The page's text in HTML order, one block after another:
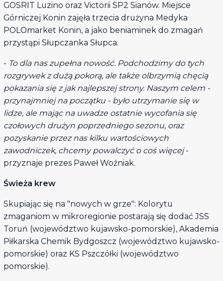
GOSRIT Luzino oraz Victorii SP2 Sianów. Miejsce
Górniczej Konin zajęła trzecia drużyna Medyka
POLOmarket Konin, a jako beniaminek do zmagań
przystąpi Słupczanka Słupca.
- To dla nas zupełna nowość. Podchodzimy do tych
rozgrywek z dużą pokorą, ale także olbrzymią chęcią
pokazania się z jak najlepszej strony. Naszym celem -
przynajmniej na początku - było utrzymanie się w
lidze, ale mając na uwadze ostatnie wycofania się
czołowych drużyn poprzedniego sezonu, oraz
pozyskanie przez nas kilku wartościowych
zawodniczek, chcemy powalczyć o coś więcej-
przyznaje prezes Paweł Woźniak.
Świeża krew
Skupiając się na "nowych w grze": Kolorytu
zmaganiom w mikroregionie postarają się dodać JSS
Toruń (województwo kujawsko-pomorskie), Akademia
Piłkarska Chemik Bydgoszcz (województwo kujawsko-
pomorskie) oraz KS Pszczółki (województwo
pomorskie).